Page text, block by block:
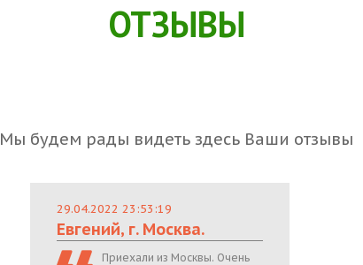
ОТЗЫВЫ
Мы будем рады видеть здесь Ваши отзывы
29.04.2022 23:53:19
Евгений, г. Москва.
Приехали из Москвы. Очень